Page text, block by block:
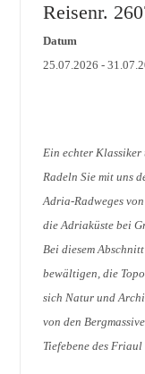
Reisenr.
Datum
25.07.2026 -
Ein echter Klassiker
Radeln Sie mit uns
Adria-Radweges
die Adriaküste bei
Bei diesem
bewältigen, die
sich Natur und
von den
Tiefebene des